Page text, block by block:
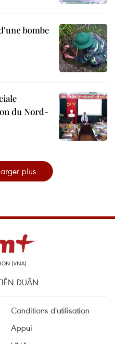
bombe
du Nord-
plus
(VNA)
DUÂN
Conditions d'utilisation
Appui